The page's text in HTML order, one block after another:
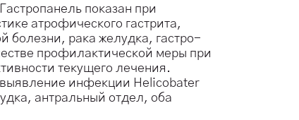
показан при
атрофического гастрита,
болезни, рака желудка, гастро-
профилактической меры при
текущего лечения.
выявление инфекции Helicobater
антральный отдел, оба